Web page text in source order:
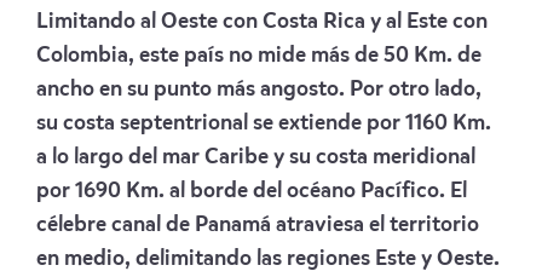
Limitando al Oeste con Costa Rica y al Este con
Colombia, este país no mide más de 50 Km. de
ancho en su punto más angosto. Por otro lado,
su costa septentrional se extiende por 1160 Km.
a lo largo del mar Caribe y su costa meridional
por 1690 Km. al borde del océano Pacífico. El
célebre canal de Panamá atraviesa el territorio
en medio, delimitando las regiones Este y Oeste.